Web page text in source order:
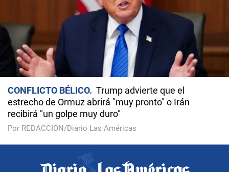
CONFLICTO BÉLICO
Trump advierte que el
estrecho de Ormuz abrirá "muy pronto" o Irán
recibirá "un golpe muy duro"
Por REDACCIÓN/Diario Las Américas